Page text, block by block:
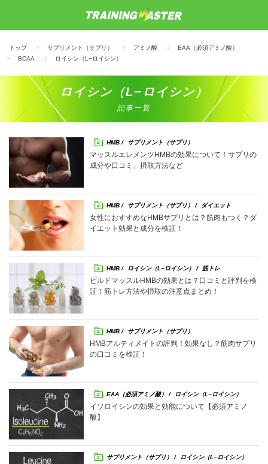
トップ サプリメント（サプリ） アミノ酸
EAA（必須アミノ酸）
BCAA
ロイシン（L−ロイシン）
ロイシン（L−ロイシン）
記事一覧
HMB
サプリメント（サプリ）
ロイシン（L−ロイシン）
マッスルエレメンツHMBの効果について！サプリの
成分や口コミ、摂取方法など
HMB サプリメント（サプリ） ダイエット
女性におすすめなHMBサプリとは？筋肉もつく？ダ
イエット効果と成分を検証！
HMB ロイシン（L−ロイシン） 筋トレ
ビルドマッスルHMBの効果とは？口コミと評判を検
証！筋トレ方法や摂取の注意点まとめ！
HMB
サプリメント（サプリ）
ロイシン（L−ロイシン）
HMBアルティメイトの評判！効果なし？筋肉サプリ
の口コミを検証！
EAA（必須アミノ酸） ロイシン（L−ロイシン）
イソロイシンの効果と効能について【必須アミノ
酸】
サプリメント（サプリ）
ロイシン（L−ロイシン）